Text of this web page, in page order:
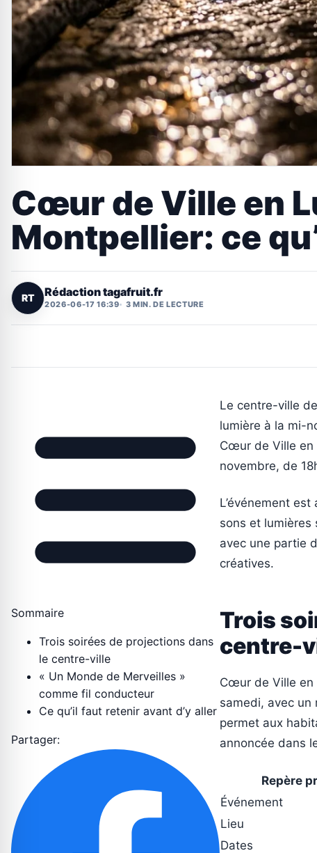
Cœur de Ville en
Montpellier: ce
RT Rédaction tagafruit.fr
2026-06-17 16:39 3 MIN. DE LECTURE
Sommaire
Trois soirées de projections dans
le centre-ville
« Un Monde de Merveilles »
comme fil conducteur
Ce qu’il faut retenir avant d’y aller
Partager:
Le centre-ville
lumière à la mi-
Cœur de Ville en
novembre, de
L’événement
sons et lumières
avec une partie
créatives.
Trois
centre-
Cœur de Ville en
samedi, avec un
permet aux
annoncée dans
Repère
Événement
Lieu
Dates